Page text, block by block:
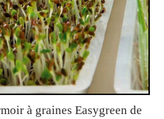
à graines Easygreen de